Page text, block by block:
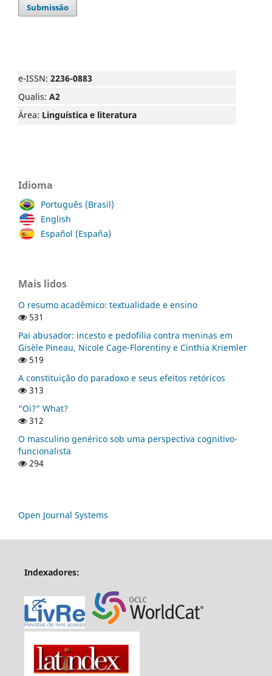
Submissão
e-ISSN: 2236-0883
Qualis: A2
Área: Linguística e literatura
Idioma
Português (Brasil)
English
Español (España)
Mais lidos
O resumo acadêmico: textualidade e ensino
531
Pai abusador: incesto e pedofilia contra meninas em
Gisèle Pineau, Nicole Cage-Florentiny e Cinthia Kriemler
519
A constituição do paradoxo e seus efeitos retóricos
313
“Oi?” What?
312
O masculino genérico sob uma perspectiva cognitivo-
funcionalista
294
Open Journal Systems
Indexadores: